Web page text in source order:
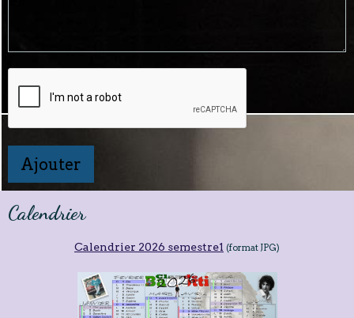
Ajouter
Calendrier
Calendrier 2026 semestre1 (format JPG)